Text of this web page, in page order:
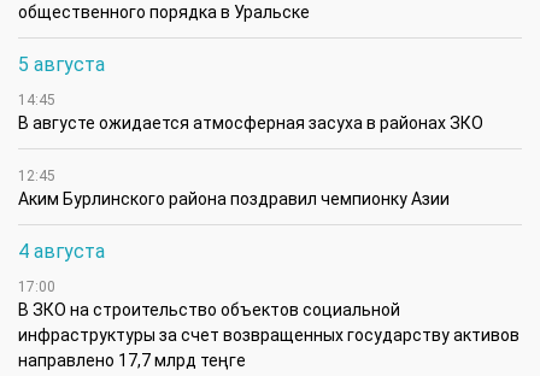
общественного порядка в Уральске
5 августа
14:45
В августе ожидается атмосферная засуха в районах ЗКО
12:45
Аким Бурлинского района поздравил чемпионку Азии
4 августа
17:00
В ЗКО на строительство объектов социальной
инфраструктуры за счет возвращенных государству активов
направлено 17,7 млрд теңге